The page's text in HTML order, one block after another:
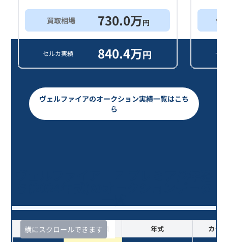
買取相場 730.0万円
セルカ実績 840.4万円
他
セ
ヴェルファイアのオークション実績一覧はこち
ら
横にスクロールできます
査定時期 セルカ実績 年式 カラー